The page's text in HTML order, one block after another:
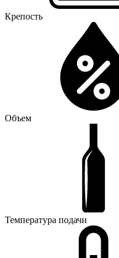
Крепость
Объем
Температура подачи